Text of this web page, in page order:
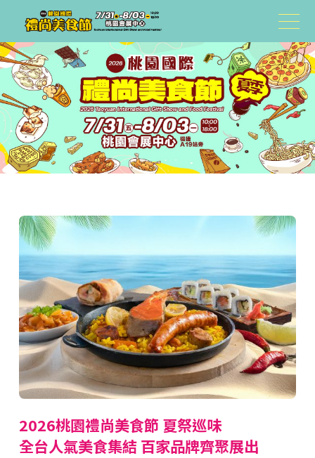
2026桃園禮尚美食節 夏祭巡味
全台人氣美食集結 百家品牌齊聚展出